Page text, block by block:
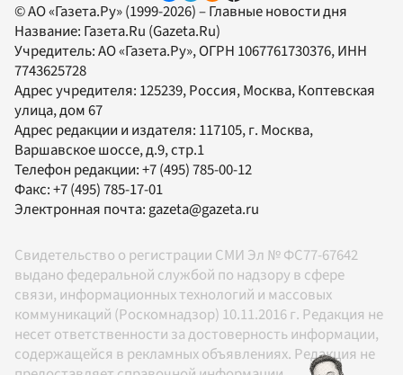
© АО «Газета.Ру» (1999-2026) – Главные новости дня
Название: Газета.Ru (Gazeta.Ru)
Учредитель:АО «Газета.Ру», ОГРН 1067761730376, ИНН
7743625728
Адрес учредителя: 125239, Россия, Москва, Коптевская
улица, дом 67
Адрес редакции и издателя: 117105, г. Москва,
Варшавское шоссе, д.9, стр.1
Телефон редакции:+7 (495) 785-00-12
Факс:+7 (495) 785-17-01
Электронная почта:gazeta@gazeta.ru
Свидетельство о регистрации СМИ Эл № ФС77-67642
выдано федеральной службой по надзору в сфере
связи, информационных технологий и массовых
коммуникаций (Роскомнадзор) 10.11.2016 г. Редакция не
несет ответственности за достоверность информации,
содержащейся в рекламных объявлениях. Редакция не